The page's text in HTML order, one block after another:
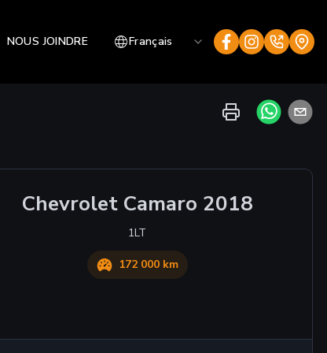
NOUS JOINDRE Français
Chevrolet Camaro 2018
1LT
172 000 km